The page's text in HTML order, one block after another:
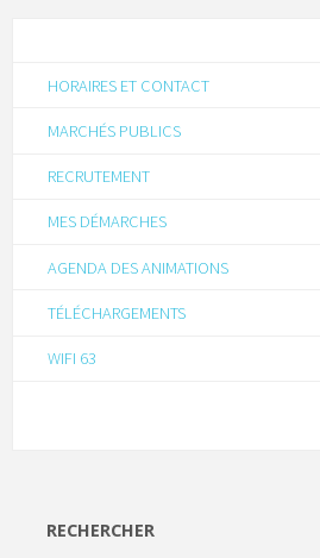
HORAIRES ET CONTACT
MARCHÉS PUBLICS
RECRUTEMENT
MES DÉMARCHES
AGENDA DES ANIMATIONS
TÉLÉCHARGEMENTS
WIFI 63
RECHERCHER